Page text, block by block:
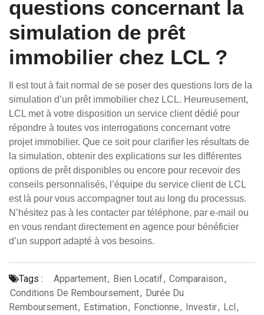
questions concernant la
simulation de prêt
immobilier chez LCL ?
Il est tout à fait normal de se poser des questions lors de la
simulation d’un prêt immobilier chez LCL. Heureusement,
LCL met à votre disposition un service client dédié pour
répondre à toutes vos interrogations concernant votre
projet immobilier. Que ce soit pour clarifier les résultats de
la simulation, obtenir des explications sur les différentes
options de prêt disponibles ou encore pour recevoir des
conseils personnalisés, l’équipe du service client de LCL
est là pour vous accompagner tout au long du processus.
N’hésitez pas à les contacter par téléphone, par e-mail ou
en vous rendant directement en agence pour bénéficier
d’un support adapté à vos besoins.
Tags : Appartement, Bien Locatif, Comparaison,
Conditions De Remboursement, Durée Du
Remboursement, Estimation, Fonctionne, Investir, Lcl ,